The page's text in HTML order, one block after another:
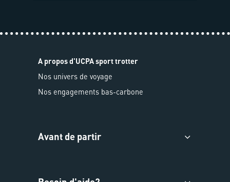
A propos d'UCPA sport trotter
Nos univers de voyage
Nos engagements bas-carbone
Avant de partir